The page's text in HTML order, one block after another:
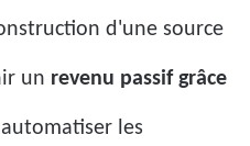
d'une source
un revenu passif grâce
les